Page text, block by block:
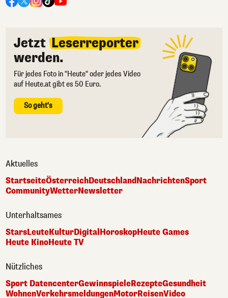
Jetzt Leserreporter
werden.
Für jedes Foto in "Heute" oder jedes Video
auf Heute.at gibt es 50 Euro.
So geht's
Aktuelles
StartseiteÖsterreichDeutschlandNachrichtenSport
CommunityWetterNewsletter
Unterhaltsames
StarsLeuteKulturDigitalHoroskopHeute Games
Heute KinoHeute TV
Nützliches
Sport DatencenterGewinnspieleRezepteGesundheit
WohnenVerkehrsmeldungenMotorReisenVideo